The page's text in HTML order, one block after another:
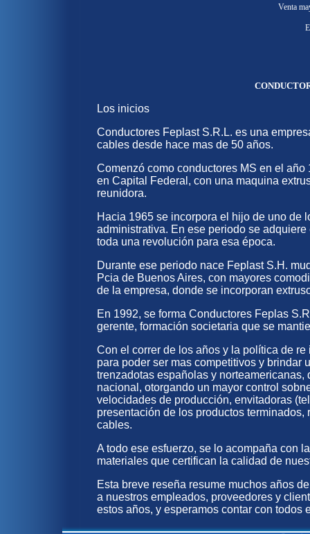
Venta
Los inicios
Conductores Feplast S.R.L. es una
cables desde hace mas de 50 años.
Comenzó como conductores MS en el
en Capital Federal, con una maquina
reunidora.
Hacia 1965 se incorpora el hijo de uno de
administrativa. En ese periodo se
toda una revolución para esa época.
Durante ese periodo nace Feplast S.H.
Pcia de Buenos Aires, con mayores
de la empresa, donde se incorporan
En 1992, se forma Conductores Feplas
gerente, formación societaria que se
Con el correr de los años y la política de
para poder ser mas competitivos y
trenzadotas españolas y
nacional, otorgando un mayor control
velocidades de producción, envitadoras
presentación de los productos
cables.
A todo ese esfuerzo, se lo acompaña con
materiales que certifican la calidad de
Esta breve reseña resume muchos años
a nuestros empleados, proveedores y
estos años, y esperamos contar con todos